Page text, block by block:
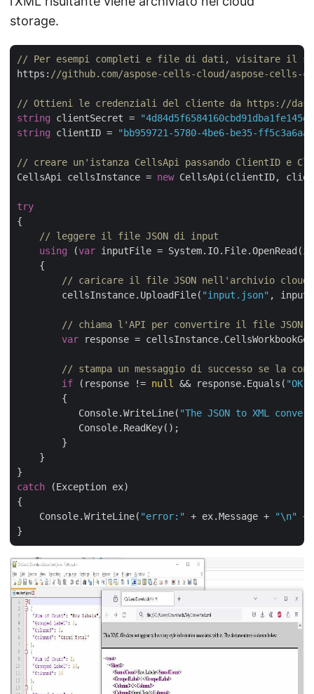
storage.
// Per esempi completi e file di dati, visitare il
https: //github.com/aspose-cells-cloud/aspose-cells-
// Ottieni le credenziali del cliente da https://
string clientSecret =
string clientID = "bb959721-5780-4be6-be35-
// creare un'istanza CellsApi passando ClientID e
CellsApi cellsInstance = new CellsApi(clientID,
try
{
// leggere il file JSON di input
using (var inputFile =
    {
// caricare il file JSON nell'archivio cloud
        cellsInstance.UploadFile(
"input.json" ,
// chiama l'API per convertire il file JSON in
var response =
// stampa un messaggio di successo se la
if (response != null && response.Equals( "OK"
        {
           Console.WriteLine(
"The JSON to XML
           Console.ReadKey();
        }
    }
catch (Exception ex)
{
    Console.WriteLine(
"error:" + ex.Message + "\n"
+